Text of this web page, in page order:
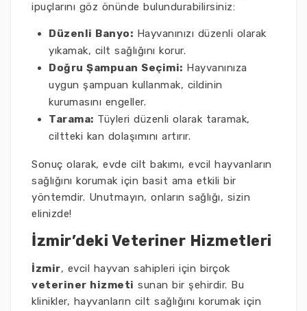
ipuçlarını göz önünde bulundurabilirsiniz:
Düzenli Banyo: Hayvanınızı düzenli olarak
yıkamak, cilt sağlığını korur.
Doğru Şampuan Seçimi: Hayvanınıza
uygun şampuan kullanmak, cildinin
kurumasını engeller.
Tarama: Tüyleri düzenli olarak taramak,
ciltteki kan dolaşımını artırır.
Sonuç olarak, evde cilt bakımı, evcil hayvanların
sağlığını korumak için basit ama etkili bir
yöntemdir. Unutmayın, onların sağlığı, sizin
elinizde!
İzmir’deki Veteriner Hizmetleri
İzmir, evcil hayvan sahipleri için birçok
veteriner hizmeti sunan bir şehirdir. Bu
klinikler, hayvanların cilt sağlığını korumak için